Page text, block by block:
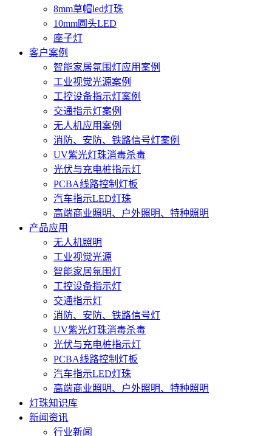
8mm草帽led灯珠
10mm圆头LED
座子灯
客户案例
智能家居氛围灯应用案例
工业视觉光源案例
工控设备指示灯案例
交通指示灯案例
无人机应用案例
消防、安防、铁路信号灯案例
UV紫光灯珠消毒杀毒
光伏与充电桩指示灯
PCBA线路控制灯板
汽车指示LED灯珠
高端商业照明、户外照明、特种照明
产品应用
无人机照明
工业视觉光源
智能家居氛围灯
工控设备指示灯
交通指示灯
消防、安防、铁路信号灯
UV紫光灯珠消毒杀毒
光伏与充电桩指示灯
PCBA线路控制灯板
汽车指示LED灯珠
高端商业照明、户外照明、特种照明
灯珠知识库
新闻资讯
行业新闻